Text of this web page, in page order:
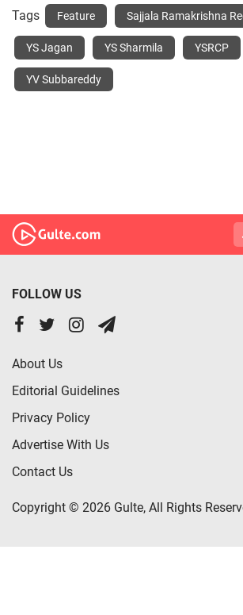
Tags Feature Sajjala Ramakrishna
YS Jagan YS Sharmila YSRCP
YV Subbareddy
FOLLOW US
About Us
Editorial Guidelines
Privacy Policy
Advertise With Us
Contact Us
Copyright © 2026 Gulte, All Rights